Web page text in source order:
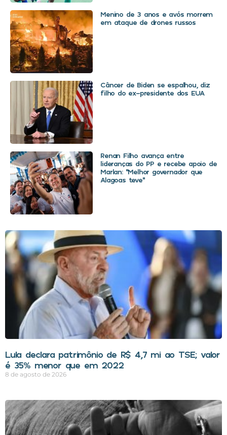
Menino de 3 anos e avós morrem
em ataque de drones russos
Câncer de Biden se espalhou, diz
filho do ex-presidente dos EUA
Renan Filho avança entre
lideranças do PP e recebe apoio de
Marlan: “Melhor governador que
Alagoas teve”
Lula declara patrimônio de R$ 4,7 mi ao TSE; valor
é 35% menor que em 2022
8 de agosto de 2026